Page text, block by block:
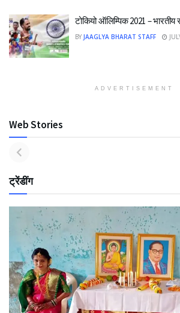
टोकियो ऑलिम्पिक 2021 –
BY JAAGLYA BHARAT STAFF
ADVERTISEMENT
Web Stories
ट्रेंडींग